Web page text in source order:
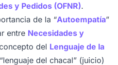
y Pedidos (OFNR).
de la “Autoempatía”
entre Necesidades y
del Lenguaje de la
del chacal” (juicio)